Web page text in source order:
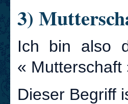
3)
Ich bin also
« Mutterschaft
Dieser Begriff